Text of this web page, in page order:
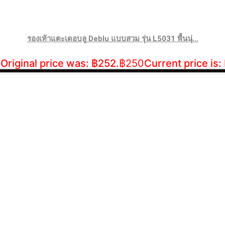
รองเท้าแตะเดอบลู Deblu แบบสวม รุ่น L5031 พื้นนุ่...
Original price was: ฿252.฿250Current price is: